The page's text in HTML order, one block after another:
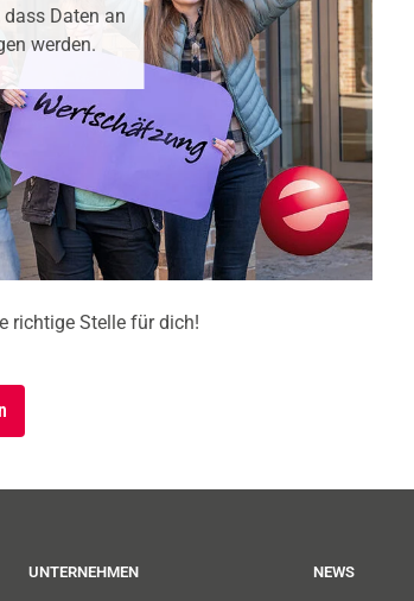
Daten an
werden.
richtige Stelle für dich!
UNTERNEHMEN NEWS